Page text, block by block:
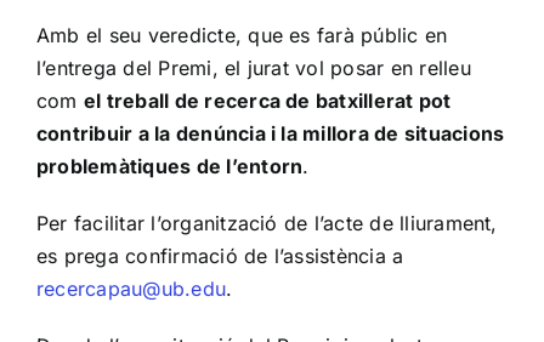
Amb el seu veredicte, que es farà públic en
l’entrega del Premi, el jurat vol posar en relleu
com el treball de recerca de batxillerat pot
contribuir a la denúncia i la millora de situacions
problemàtiques de l’entorn.
Per facilitar l’organització de l’acte de lliurament,
es prega confirmació de l’assistència a
recercapau@ub.edu.